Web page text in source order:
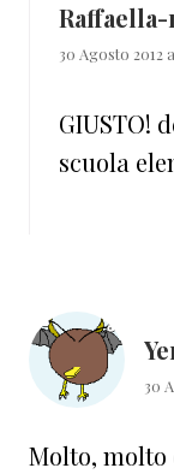
30 Agosto 2012
GIUSTO!
scuola
30
Molto, molto